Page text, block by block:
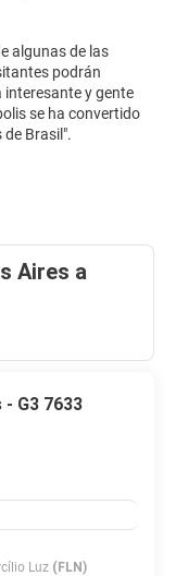
algunas de las
podrán
y gente
se ha convertido
Aires a
G3 7633
Luz (FLN)